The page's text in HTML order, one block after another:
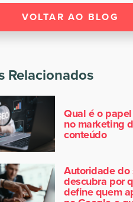
VOLTAR AO BLOG
Relacionados
Qual é o
no marketing
conteúdo
Autoridade do
descubra por
define quem